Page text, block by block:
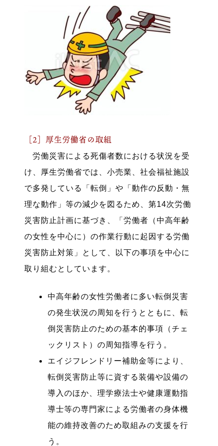
［2］厚生労働省の取組
労働災害による死傷者数における状況を受
け、厚生労働省では、小売業、社会福祉施設
で多発している「転倒」や「動作の反動・無
理な動作」等の減少を図るため、第14次労働
災害防止計画に基づき、「労働者（中高年齢
の女性を中心に）の作業行動に起因する労働
災害防止対策」として、以下の事項を中心に
取り組むとしています。
中高年齢の女性労働者に多い転倒災害
の発生状況の周知を行うとともに、転
倒災害防止のための基本的事項（チェ
ックリスト）の周知指導を行う。
エイジフレンドリー補助金等により、
転倒災害防止等に資する装備や設備の
導入のほか、理学療法士や健康運動指
導士等の専門家による労働者の身体機
能の維持改善のため取組みの支援を行
う。